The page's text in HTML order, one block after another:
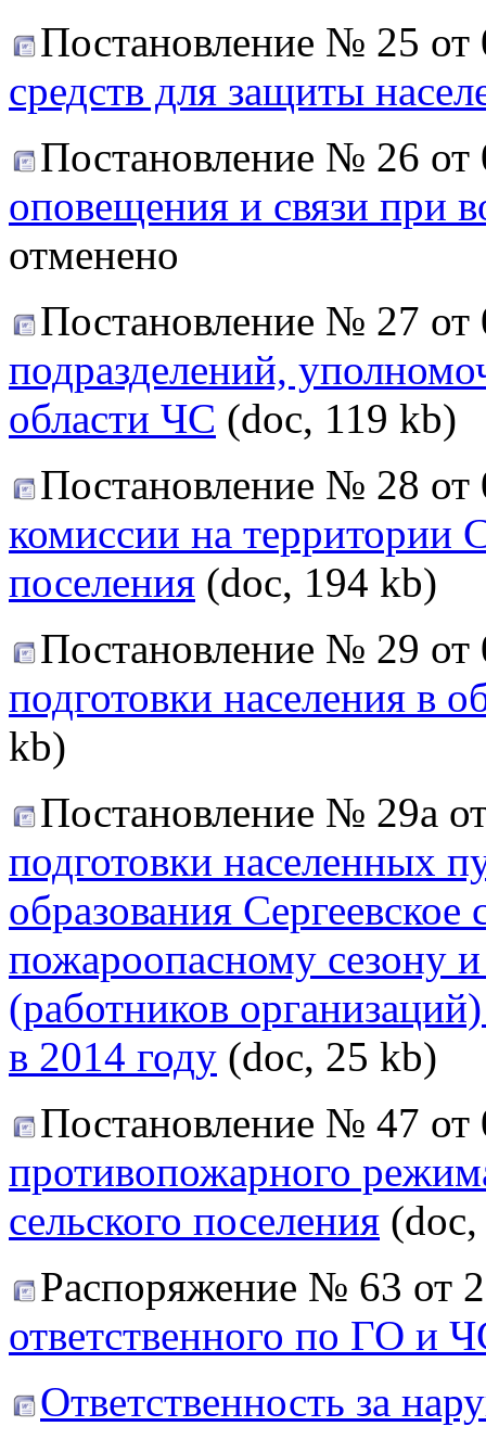
Постановление № 25
средств для защиты
Постановление № 26
оповещения и связи при
отменено
Постановление № 27
подразделений,
области ЧС (doc, 119 kb)
Постановление № 28
комиссии на территории
поселения (doc, 194 kb)
Постановление № 29
подготовки населения в
kb)
Постановление № 29а
подготовки населенных
образования Сергеевское
пожароопасному сезону
(работников
в 2014 году (doc, 25 kb)
Постановление № 47
противопожарного
сельского поселения
Распоряжение № 63 от
ответственного по ГО и
Ответственность за